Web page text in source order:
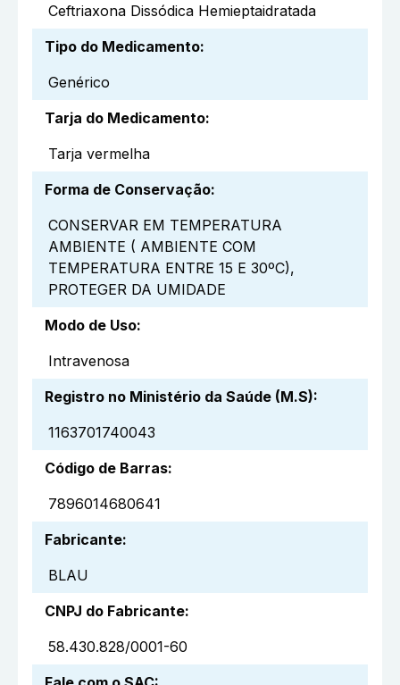
Ceftriaxona Dissódica Hemieptaidratada
Tipo do Medicamento:
Genérico
Tarja do Medicamento:
Tarja vermelha
Forma de Conservação:
CONSERVAR EM TEMPERATURA
AMBIENTE ( AMBIENTE COM
TEMPERATURA ENTRE 15 E 30ºC),
PROTEGER DA UMIDADE
Modo de Uso:
Intravenosa
Registro no Ministério da Saúde (M.S):
1163701740043
Código de Barras:
7896014680641
Fabricante:
BLAU
CNPJ do Fabricante:
58.430.828/0001-60